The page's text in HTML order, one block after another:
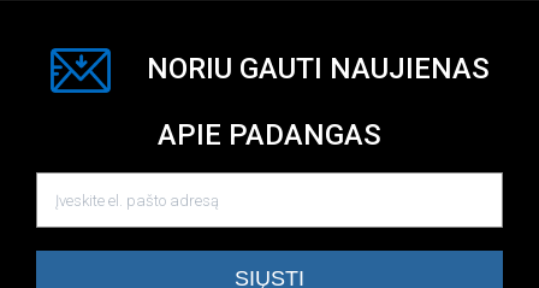
NORIU GAUTI NAUJIENAS
APIE PADANGAS